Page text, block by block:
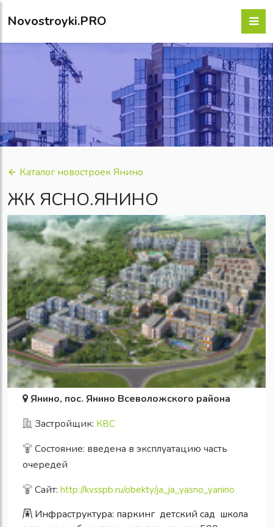
Novostroyki.PRO
Каталог новостроек Янино
ЖК ЯСНО.ЯНИНО
Янино, пос. Янино Всеволожского района
Застройщик: КВС
Состояние: введена в эксплуатацию часть
очередей
Сайт: http://kvsspb.ru/obekty/ja_ja_yasno_yanino
Инфраструктура: паркинг детский сад школа